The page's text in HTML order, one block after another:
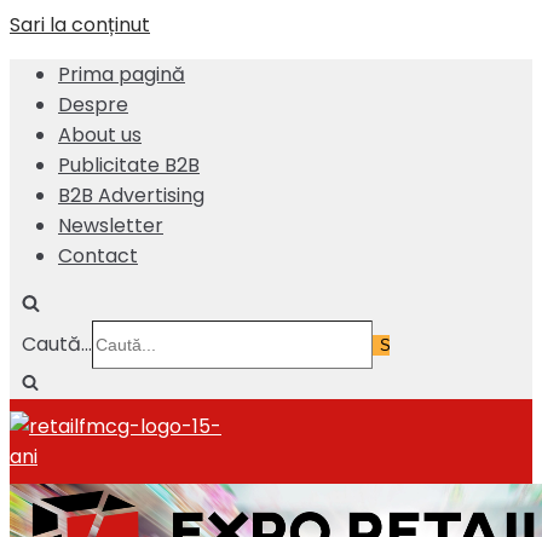
Sari la conținut
Prima pagină
Despre
About us
Publicitate B2B
B2B Advertising
Newsletter
Contact
Caută...